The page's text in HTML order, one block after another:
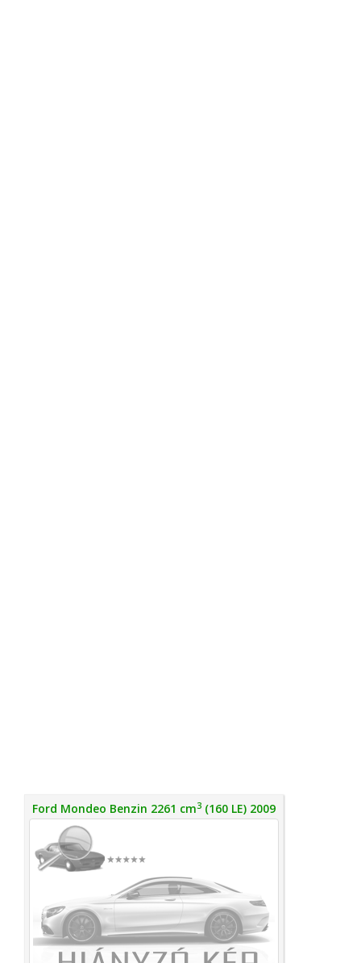
Ford Mondeo Benzin 2261 cm3 (160 LE) 2009